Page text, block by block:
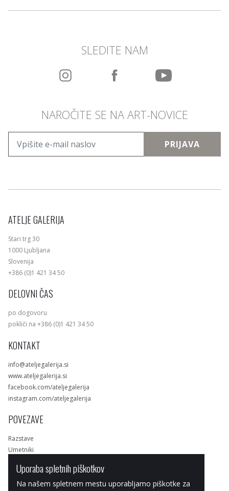
SLEDITE NAM
NAROČITE SE NA ART-NOVICE
PRIJAVA
ATELJE GALERIJA
Stari trg 30
1000 Ljubljana
Slovenija
+386 (0)1 421 34 50
DELOVNI ČAS
po dogovoru
pokliči na +386 (0)1 421 34 50
KONTAKT
info@ateljegalerija.si
www.ateljegalerija.si
facebook.com/ateljegalerija
instagram.com/ateljegalerija
POVEZAVE
Razstave
Umetniki
Spletna trgovina
Uporaba spletnih piškotkov
Na našem spletnem mestu uporabljamo piškotke za